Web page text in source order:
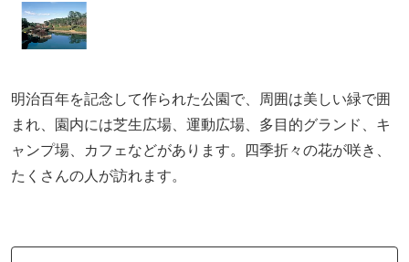
明治百年を記念して作られた公園で、周囲は美しい緑で囲
まれ、園内には芝生広場、運動広場、多目的グランド、キ
ャンプ場、カフェなどがあります。四季折々の花が咲き、
たくさんの人が訪れます。